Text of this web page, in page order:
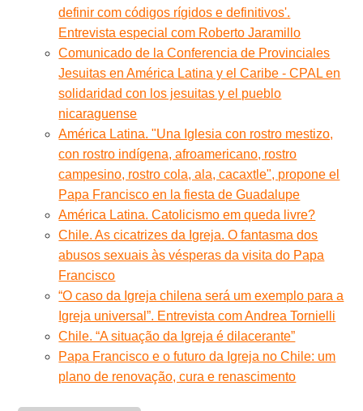
definir com códigos rígidos e definitivos'.
Entrevista especial com Roberto Jaramillo
Comunicado de la Conferencia de Provinciales
Jesuitas en América Latina y el Caribe - CPAL en
solidaridad con los jesuitas y el pueblo
nicaraguense
América Latina. "Una Iglesia con rostro mestizo,
con rostro indígena, afroamericano, rostro
campesino, rostro cola, ala, cacaxtle", propone el
Papa Francisco en la fiesta de Guadalupe
América Latina. Catolicismo em queda livre?
Chile. As cicatrizes da Igreja. O fantasma dos
abusos sexuais às vésperas da visita do Papa
Francisco
“O caso da Igreja chilena será um exemplo para a
Igreja universal”. Entrevista com Andrea Tornielli
Chile. “A situação da Igreja é dilacerante”
Papa Francisco e o futuro da Igreja no Chile: um
plano de renovação, cura e renascimento